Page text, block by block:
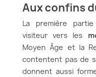
Aux confins
La première
visiteur vers les
Moyen Âge et la
contentent pas de
donnent aussi